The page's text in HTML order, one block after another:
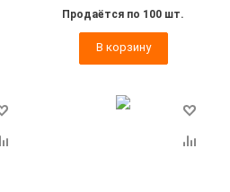
Продаётся по 100 шт.
В корзину